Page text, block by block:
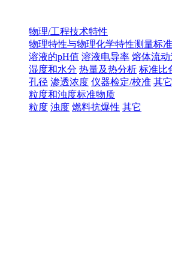
物理/工程技术特性
物理特性与物理化学特性测量标
溶液的pH值 溶液电导率 熔体流
湿度和水分 热量及热分析 标准比
孔径 渗透浓度 仪器检定/校准 其它
粒度和浊度标准物质
粒度 浊度 燃料抗爆性 其它